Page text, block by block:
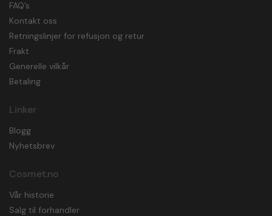
FAQ’s
Kontakt oss
Retningslinjer for refusjon og retur
Frakt
Generelle vilkår
Betaling
Linker
Blogg
Nyhetsbrev
Cosmet.no
Vår historie
Salg til forhandler